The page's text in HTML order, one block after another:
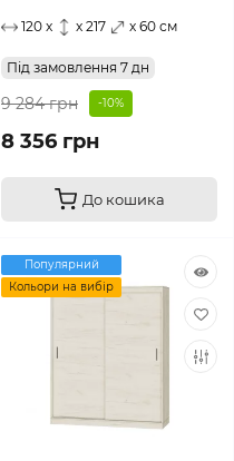
120 x x 217 x 60 см
Під замовлення 7 дн
9 284 грн -10%
8 356 грн
До кошика
Популярний
Кольори на вибір